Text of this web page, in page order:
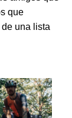
que
una lista